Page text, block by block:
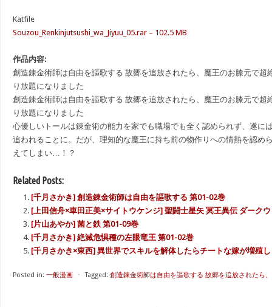
Katfile
Souzou_Renkinjutsushi_wa_Jiyuu_05.rar – 102.5 MB
作品内容:
創造錬金術師は自由を謳歌する 故郷を追放されたら、魔王のお膝元で超
り放題になりました
創造錬金術師は自由を謳歌する 故郷を追放されたら、魔王のお膝元で超
り放題になりました
心優しいトールは錬金術の能力を家でも職場でも全く認められず、遂に
追われることに。だが、理知的な魔王に持ち前の物作りへの情熱を認め
えてしまい…！？
Related Posts:
[千月さかき] 創造錬金術師は自由を謳歌する 第01-02巻
[上田信舟×車田正美×サイトウケンジ] 聖闘士星矢 冥王異伝 ダーク
[片山あやか] 菌と鉄 第01-09巻
[千月さかき] 絶滅危惧種の左眼竜王 第01-02巻
[千月さかき×東西] 異世界でスキルを解体したらチートな嫁が増殖
Posted in: 一般漫画 ⋅ Tagged: 創造錬金術師は自由を謳歌する 故郷を追放されたら、